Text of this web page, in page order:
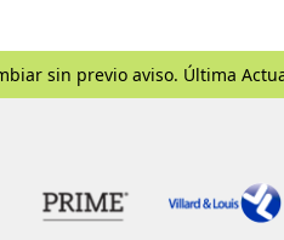
sin previo aviso. Última